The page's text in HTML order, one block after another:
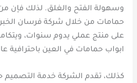
وسهولة الفتح والغلق. لذلك فإن
حمامات من خلال شركة فرسان
على منتج عملي يدوم سنوات،
ابواب حمامات في العين باحترافية
كذلك، تقدم الشركة خدمة